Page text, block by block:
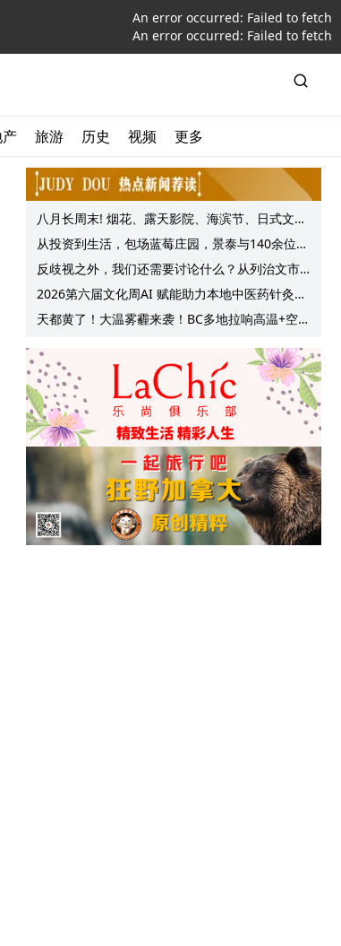
An error occurred: Failed to fetch
An error occurred: Failed to fetch
旅游 历史 视频 更多
八月长周末! 烟花、露天影院、海滨节、日式文化
节庆, 大温哥华各种精彩活动上线!
从投资到生活，包场蓝莓庄园，景泰与140余位客
户共享夏日”莓”好时光
反歧视之外，我们还需要讨论什么？从列治文市
议会一项动议谈起
2026第六届文化周AI 赋能助力本地中医药针灸服
务提质升级
天都黄了！大温雾霾来袭！BC多地拉响高温+空气